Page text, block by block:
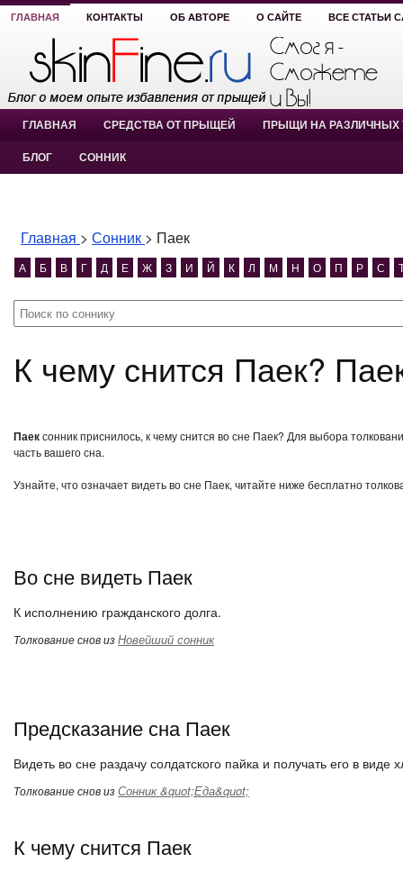
ГЛАВНАЯ КОНТАКТЫ ОБ АВТОРЕ О САЙТЕ ВСЕ СТАТЬИ
ГЛАВНАЯ СРЕДСТВА ОТ ПРЫЩЕЙ ПРЫЩИ НА РАЗЛИЧНЫХ
БЛОГ СОННИК
Главная > Сонник > Паек
А Б В Г Д Е Ж З И Й К Л М Н О П Р С
К чему снится Паек?
Паексонник приснилось, к чему снится во сне Паек? Для выбора
часть вашего сна.
Узнайте, что означает видеть во сне Паек, читайте ниже бесплатно
Во сне видеть Паек
К исполнению гражданского долга.
Толкование снов изНовейший сонник
Предсказание сна Паек
Видеть во сне раздачу солдатского пайка и получать его в
Толкование снов изСонник &quot;Еда&quot;
К чему снится Паек